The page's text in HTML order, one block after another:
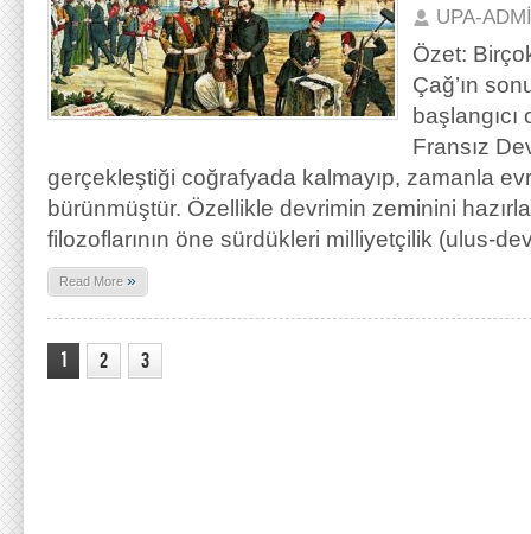
UPA-
Özet:
Çağ’ın
Fransız
gerçekleştiği coğrafyada kalmayıp, zamanla
bürünmüştür. Özellikle devrimin zeminini
filozoflarının öne sürdükleri milliyetçilik (ulus-
Read More »
1 2 3